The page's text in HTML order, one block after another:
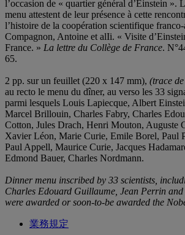
l’occasion de « quartier général d’Einstein ».
menu attestent de leur présence à cette
l’histoire de la coopération scientifique
Compagnon, Antoine et alIi. « Visite
France. » La lettre du Collège de France.
65.
2 pp. sur un feuillet (220 x 147 mm), (trace
au recto le menu du dîner, au verso les 33
parmi lesquels Louis Lapiecque, Albert
Marcel Brillouin, Charles Fabry, Charles
Cotton, Jules Drach, Henri Mouton, Auguste
Xavier Léon, Marie Curie, Emile Borel, Paul
Paul Appell, Maurice Curie, Jacques
Edmond Bauer, Charles Nordmann.
Dinner menu inscribed by 33 scientists,
Charles Edouard Guillaume, Jean Perrin
were awarded or soon-to-be awarded the
業務規定